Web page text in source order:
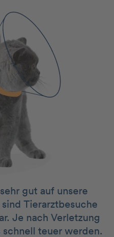
gut auf unsere
Tierarztbesuche
Je nach Verletzung
schnell teuer werden.